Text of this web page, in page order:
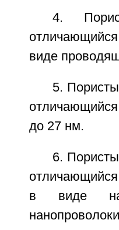
4.
виде
5.
отличающийся
до 27 нм.
6.
в виде